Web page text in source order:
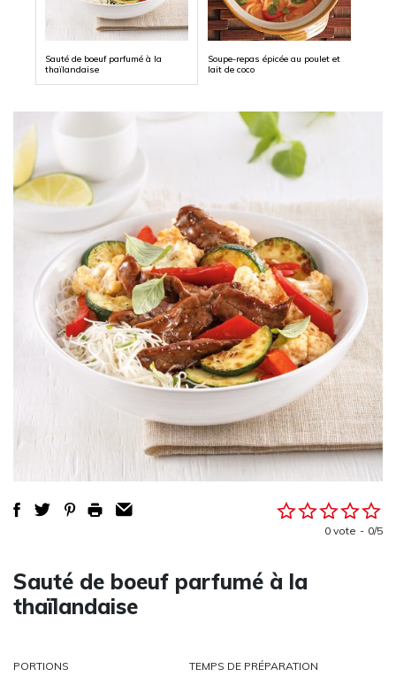
Sauté de boeuf parfumé à la
thaïlandaise
Soupe-repas épicée au poulet et
lait de coco
0 vote 0/5
Sauté de boeuf parfumé à la
thaïlandaise
PORTIONS TEMPS DE PRÉPARATION